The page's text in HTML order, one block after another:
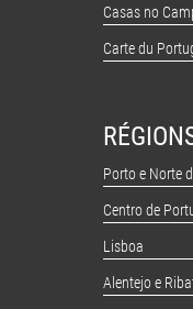
Casas no
Carte du
Porto e Norte
Centro de
Lisboa
Alentejo e